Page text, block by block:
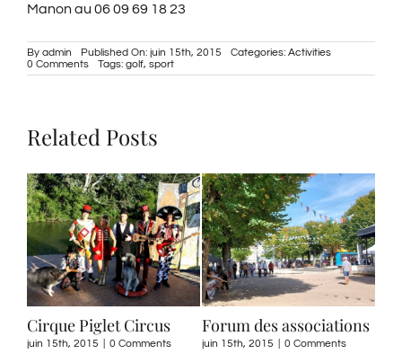
Manon au 06 09 69 18 23
By admin Published On: juin 15th, 2015 Categories: Activities
0 Commentson
C’est
l’école
de
Tags: golf, sport
Related Posts
Cirque Piglet Circus
juin 15th, 2015 0 Comments
Forum des associations
juin 15th, 2015 0 Comments